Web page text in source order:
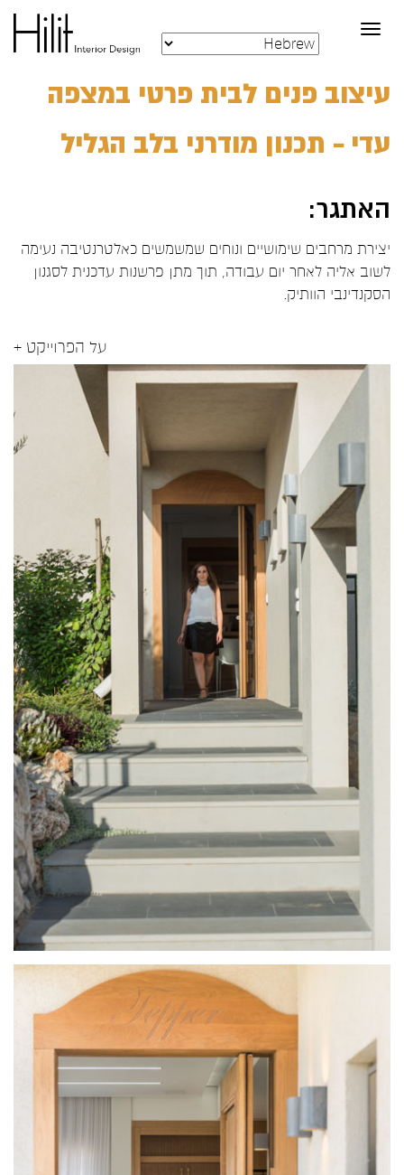
Toggle
navigation
עיצוב פנים לבית פרטי במצפה
עדי – תכנון מודרני בלב הגליל
האתגר:
יצירת מרחבים שימושיים ונוחים שמשמשים כאלטרנטיבה נעימה
לשוב אליה לאחר יום עבודה, תוך מתן פרשנות עדכנית לסגנון
הסקנדינבי הוותיק.
על הפרוייקט +